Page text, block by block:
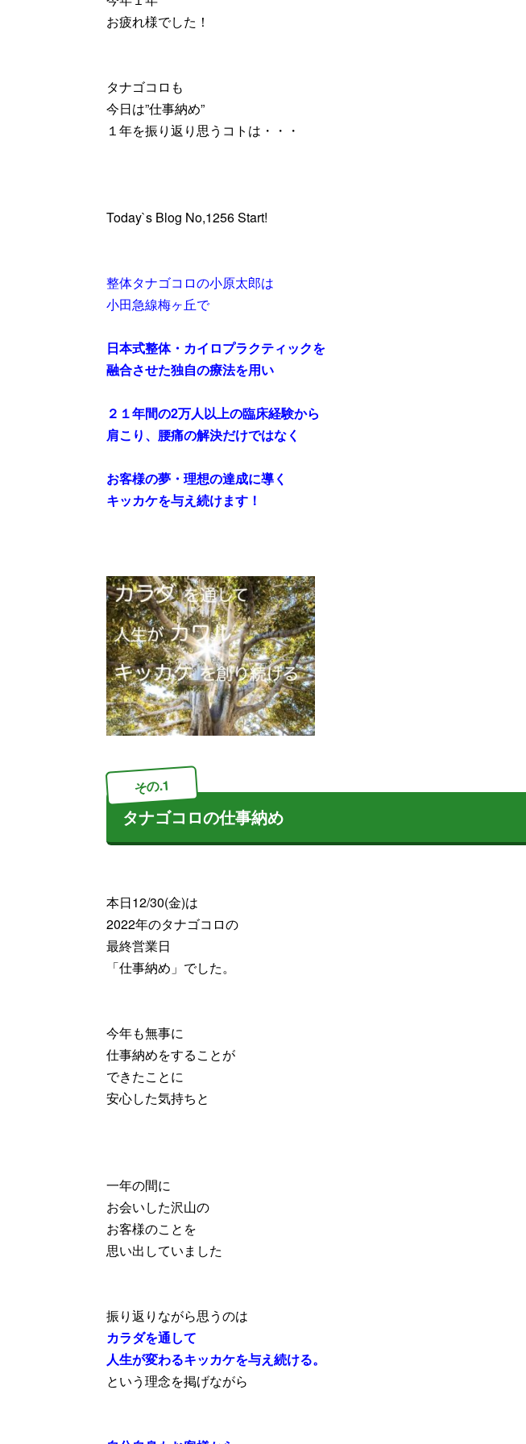
お疲れ様でした！
タナゴコロも
今日は”仕事納め”
１年を振り返り思うコトは・・・
Today`s Blog No,1256 Start!
整体タナゴコロの小原太郎は
小田急線梅ヶ丘で
日本式整体・カイロプラクティックを
融合させた独自の療法を用い
２１年間の2万人以上の臨床経験から
肩こり、腰痛の解決だけではなく
お客様の夢・理想の達成に導く
キッカケを与え続けます！
その.1
タナゴコロの仕事納め
本日12/30(金)は
2022年のタナゴコロの
最終営業日
「仕事納め」でした。
今年も無事に
仕事納めをすることが
できたことに
安心した気持ちと
一年の間に
お会いした沢山の
お客様のことを
思い出していました
振り返りながら思うのは
カラダを通して
人生が変わるキッカケを与え続ける。
という理念を掲げながら